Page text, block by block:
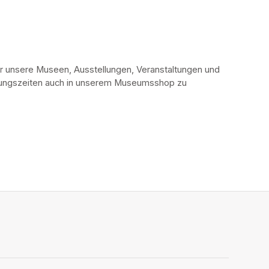
Museen, Ausstellungen, Veranstaltungen und
auch in unserem Museumsshop zu